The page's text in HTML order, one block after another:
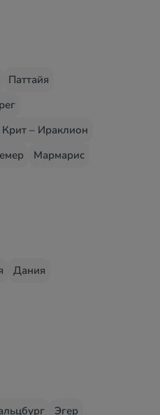
Паттайя
Крит – Ираклион
Мармарис
Дания
Эгер